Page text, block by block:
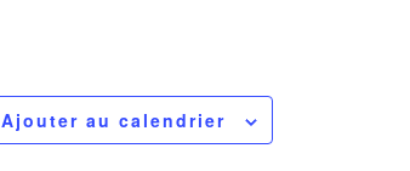
Ajouter au calendrier